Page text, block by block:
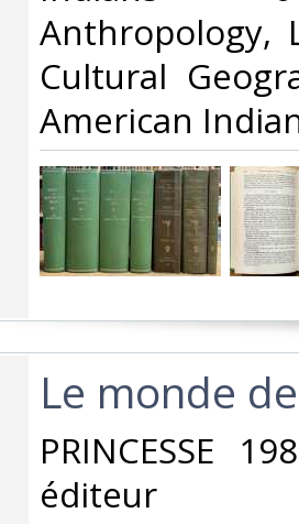
Anthropology,
Cultural
American
‎Le monde
‎PRINCESSE
éditeur‎